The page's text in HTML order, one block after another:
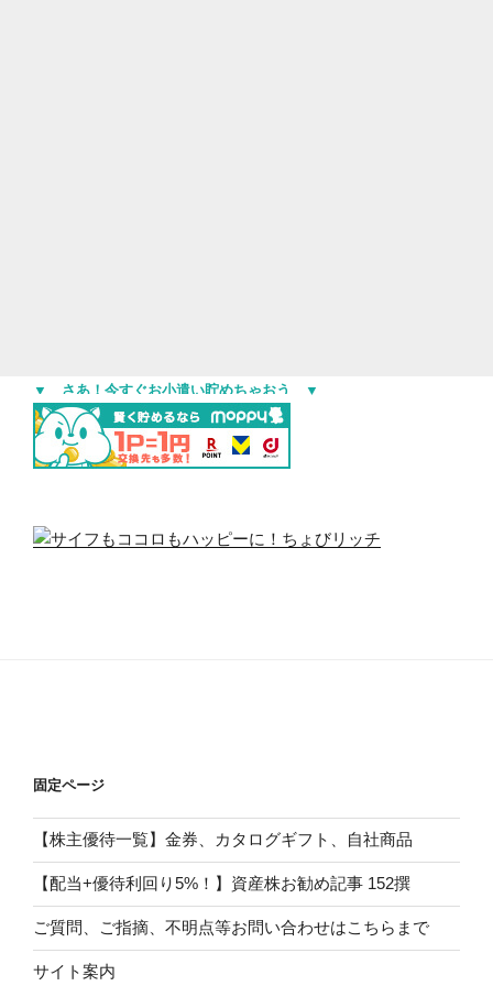
▼ さあ！今すぐお小遣い貯めちゃおう ▼
固定ページ
【株主優待一覧】金券、カタログギフト、自社商品
【配当+優待利回り5%！】資産株お勧め記事 152撰
ご質問、ご指摘、不明点等お問い合わせはこちらまで
サイト案内